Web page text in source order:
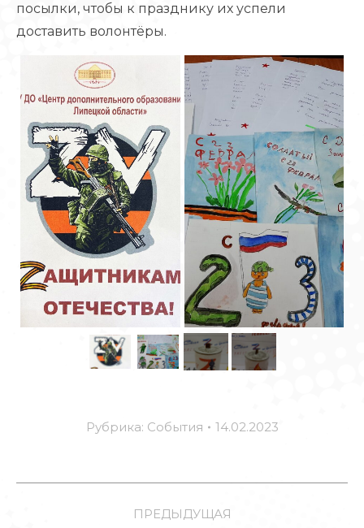
посылки, чтобы к празднику их успели
доставить волонтёры.
Рубрика: События 14.02.2023
ПРЕДЫДУЩАЯ